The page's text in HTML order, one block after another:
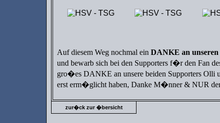
Auf diesem Weg nochmal ein DANKE an
und bewarb sich bei den Supporters f�r den Fan
gro�es DANKE an unsere beiden Supporters Olli
erst erm�glicht haben, Danke M�nner & NUR
zur�ck zur �bersicht